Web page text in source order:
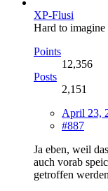
XP-Flusi
Hard to
Points
12,356
Posts
2,151
April 23,
#887
Ja eben, weil
auch vorab
getroffen